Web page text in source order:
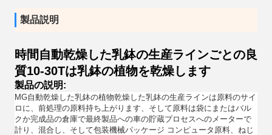
製品説明
時間自動乾燥した乳鉢の生産ラインごとの良
質10-30Tは乳鉢の植物を乾燥します
製品の説明:
MG自動乾燥した乳鉢の植物乾燥した乳鉢の生産ラインは原料のサイ
ロに、前処理の原料持ち上がります、そして原料は袋にまたはバル
クか完成品の倉庫で最終製品への車の貯蔵プロセスへのメーターで
計り、混合し、そして包装機械パッケージ コンピュータ原料、ねじ